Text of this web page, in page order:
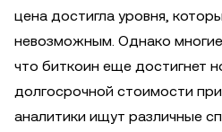
цена достигла уровня,
невозможным. Однако
что биткоин еще достигнет
долгосрочной стоимости
аналитики ищут различные